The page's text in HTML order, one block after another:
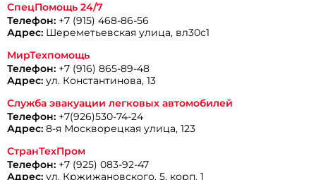
СпецПомощь 24/7
Телефон: +7 (915) 468-86-56
Адрес: Шереметьевская улица, вл30с1
МирТехпомощь
Телефон: +7 (916) 865-89-48
Адрес: ул. Константинова, 13
Служба эвакуации легковых автомобилей
Телефон: +7(926)530-74-24
Адрес: 8-я Москворецкая улица, 123
СтранТехПром
Телефон: +7 (925) 083-92-47
Адрес: ул. Кржижановского, 5, корп. 1